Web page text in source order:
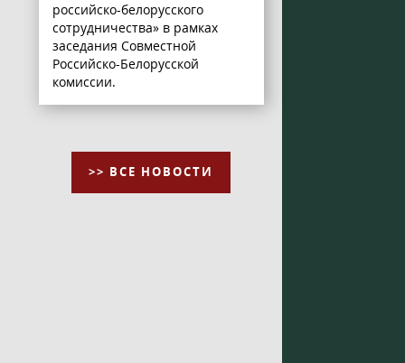
российско-белорусского
сотрудничества» в рамках
заседания Совместной
Российско-Белорусской
комиссии.
>> ВСЕ НОВОСТИ